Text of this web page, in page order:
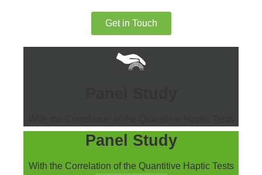
Get in Touch
Panel Study
With the Correlation of the Quantitive Haptic Tests